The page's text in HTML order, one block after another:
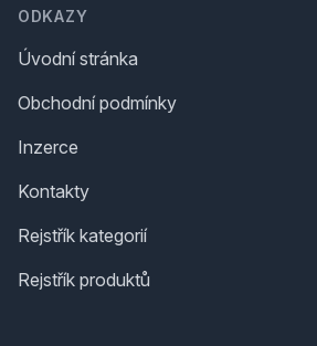
ODKAZY
Úvodní stránka
Obchodní podmínky
Inzerce
Kontakty
Rejstřík kategorií
Rejstřík produktů